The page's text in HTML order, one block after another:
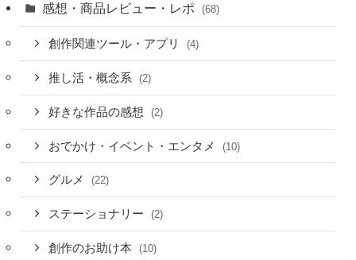
感想・商品レビュー・レポ (68)
創作関連ツール・アプリ (4)
推し活・概念系 (2)
好きな作品の感想 (2)
おでかけ・イベント・エンタメ (10)
グルメ (22)
ステーショナリー (2)
創作のお助け本 (10)